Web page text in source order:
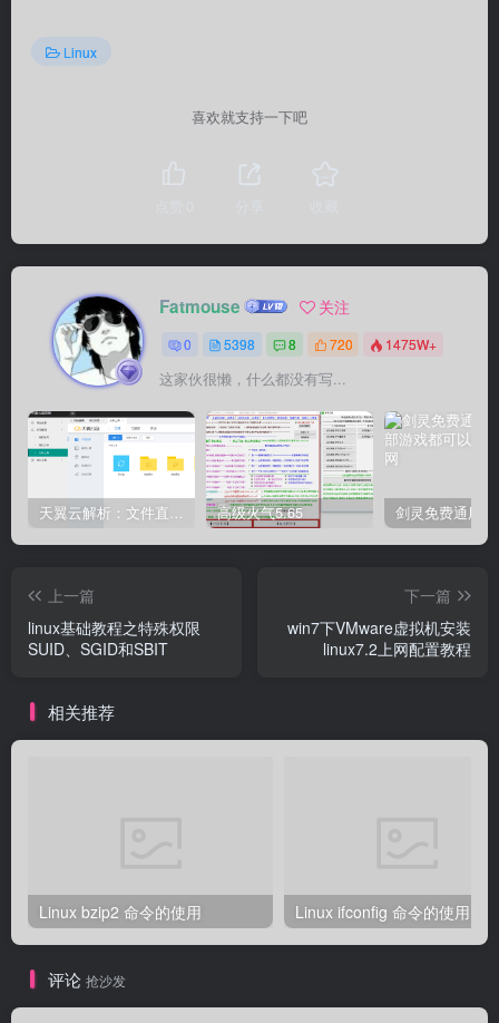
Linux
喜欢就支持一下吧
Fatmouse 关注
0 5398 8 720 1475W+
这家伙很懒，什么都没有写...
天翼云解析：文件直链获取源码 高级火气5.65
上一篇
linux基础教程之特殊权限
SUID、SGID和SBIT
下一篇
win7下VMware虚拟机安装
linux7.2上网配置教程
相关推荐
Linux bzip2 命令的使用 Linux ifconfig 命令的使用
评论 抢沙发